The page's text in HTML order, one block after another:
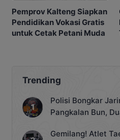
Pemprov Kalteng Siapkan
Pendidikan Vokasi Gratis
untuk Cetak Petani Muda
Trending
Polisi Bongkar
Pangkalan Bun,
Gemilang! Atlet